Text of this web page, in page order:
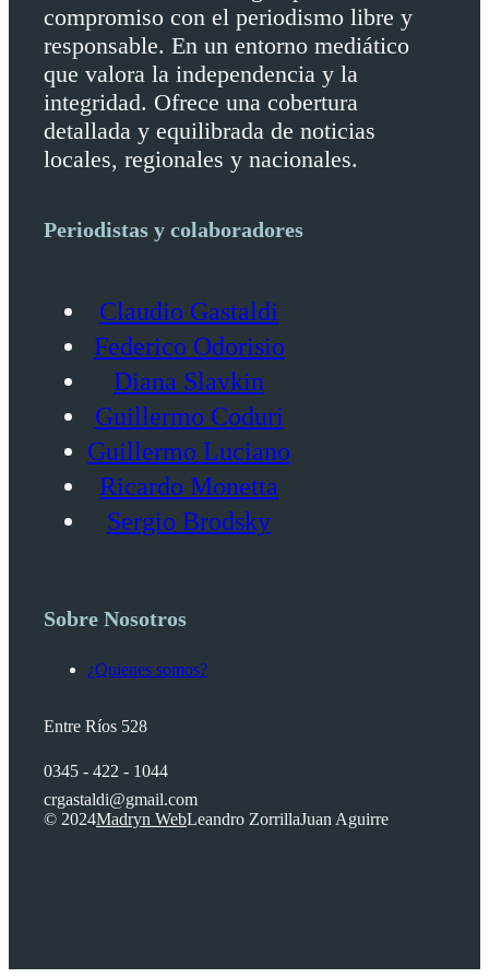
compromiso con el periodismo libre y
responsable. En un entorno mediático
que valora la independencia y la
integridad. Ofrece una cobertura
detallada y equilibrada de noticias
locales, regionales y nacionales.
Periodistas y colaboradores
Claudio Gastaldi
Federico Odorisio
Diana Slavkin
Guillermo Coduri
Guillermo Luciano
Ricardo Monetta
Sergio Brodsky
Sobre Nosotros
¿Quienes somos?
Entre Ríos 528
0345 - 422 - 1044
crgastaldi@gmail.com
© 2024Madryn WebLeandro ZorrillaJuan Aguirre